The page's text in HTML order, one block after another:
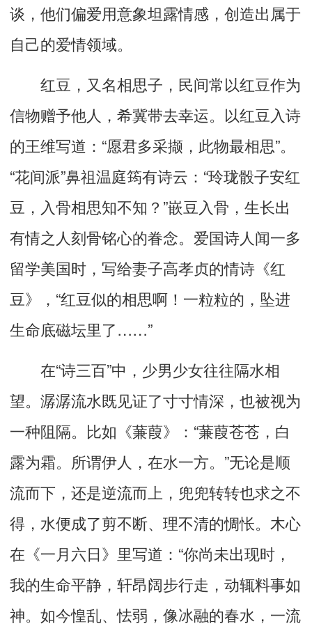
谈，他们偏爱用意象坦露情感，创造出属于
自己的爱情领域。
红豆，又名相思子，民间常以红豆作为
信物赠予他人，希冀带去幸运。以红豆入诗
的王维写道：“愿君多采撷，此物最相思”。
“花间派”鼻祖温庭筠有诗云：“玲珑骰子安红
豆，入骨相思知不知？”嵌豆入骨，生长出
有情之人刻骨铭心的眷念。爱国诗人闻一多
留学美国时，写给妻子高孝贞的情诗《红
豆》，“红豆似的相思啊！一粒粒的，坠进
生命底磁坛里了……”
在“诗三百”中，少男少女往往隔水相
望。潺潺流水既见证了寸寸情深，也被视为
一种阻隔。比如《蒹葭》：“蒹葭苍苍，白
露为霜。所谓伊人，在水一方。”无论是顺
流而下，还是逆流而上，兜兜转转也求之不
得，水便成了剪不断、理不清的惆怅。木心
在《一月六日》里写道：“你尚未出现时，
我的生命平静，轩昂阔步行走，动辄料事如
神。如今惶乱、怯弱，像冰融的春水，一流